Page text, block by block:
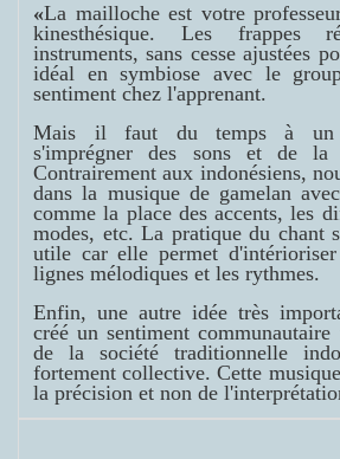
«La mailloche est votre
kinesthésique. Les frappes
instruments, sans cesse ajustées
idéal en symbiose avec le
sentiment chez l'apprenant.
Mais il faut du temps à un
s'imprégner des sons et de la
Contrairement aux indonésiens,
dans la musique de gamelan
comme la place des accents, les
modes, etc.La pratique du chant
utile car elle permet
lignes mélodiques et les rythmes.
Enfin, une autre idée très
créé un sentiment
de la société traditionnelle
fortement collective. Cette
la précision et non de